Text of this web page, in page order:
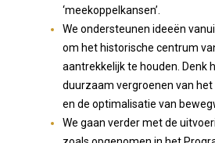
‘meekoppelkansen’.
We ondersteunen ideeën
om het historische centrum
aantrekkelijk te houden. Denk
duurzaam vergroenen van
en de optimalisatie van
We gaan verder met de